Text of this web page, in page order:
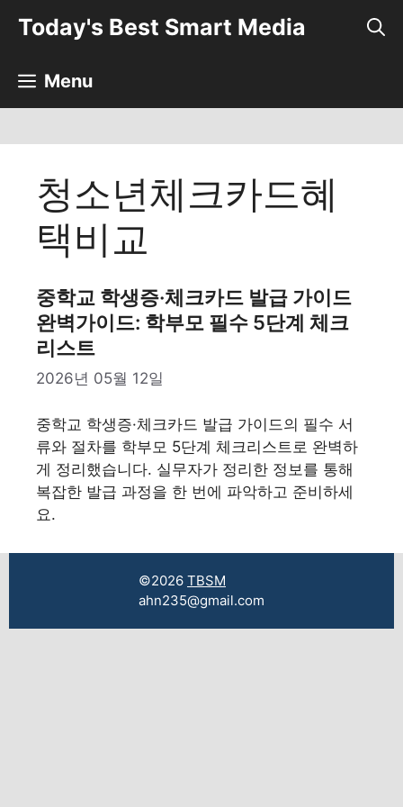
뛰
Today's Best Smart Media
Menu
청소년체크카드혜
택비교
중학교 학생증·체크카드 발급 가이드
완벽가이드: 학부모 필수 5단계 체크
리스트
2026년 05월 12일
중학교 학생증·체크카드 발급 가이드의 필수 서
류와 절차를 학부모 5단계 체크리스트로 완벽하
게 정리했습니다. 실무자가 정리한 정보를 통해
복잡한 발급 과정을 한 번에 파악하고 준비하세
요.
©2026 TBSM
ahn235@gmail.com